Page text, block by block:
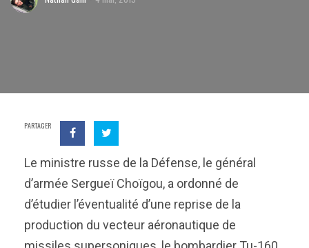
PARTAGER
Le ministre russe de la Défense, le général
d’armée Sergueï Choïgou, a ordonné de
d’étudier l’éventualité d’une reprise de la
production du vecteur aéronautique de